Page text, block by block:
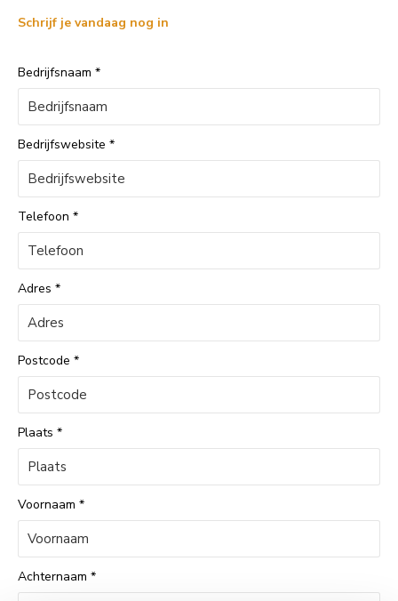
Schrijf je vandaag nog in
Bedrijfsnaam *
Bedrijfswebsite *
Telefoon *
Adres *
Postcode *
Plaats *
Voornaam *
Achternaam *